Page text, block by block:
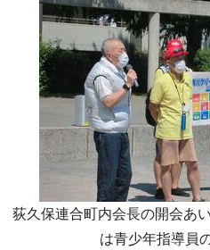
荻久保連合町内会長の開会あ
は青少年指導員